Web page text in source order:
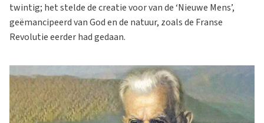
twintig; het stelde de creatie voor van de ‘Nieuwe Mens’,
geëmancipeerd van God en de natuur, zoals de Franse
Revolutie eerder had gedaan.